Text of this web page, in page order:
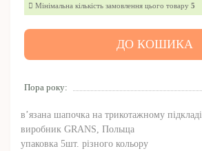
Пора року:
в’язана шапочка на трикотажному підкладі
виробник GRANS, Польща
упаковка 5шт. різного кольору
Мінімальна кількість замовлення цього товару 5
ДО КОШИКА